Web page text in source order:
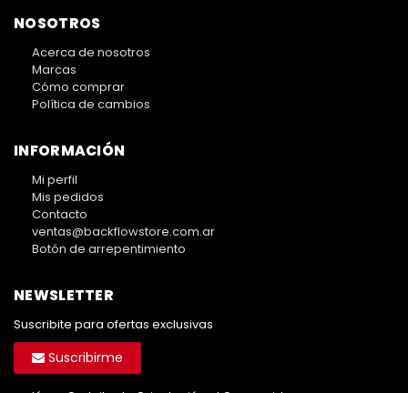
NOSOTROS
Acerca de nosotros
Marcas
Cómo comprar
Política de cambios
INFORMACIÓN
Mi perfil
Mis pedidos
Contacto
ventas@backflowstore.com.ar
Botón de arrepentimiento
NEWSLETTER
Suscribite para ofertas exclusivas
Suscribirme